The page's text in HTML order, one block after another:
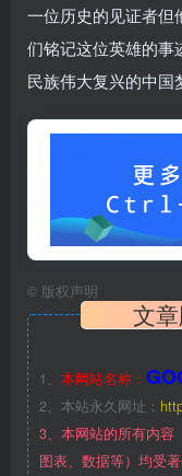
一位历史的见证者但
们铭记这位英雄的事
民族伟大复兴的中国
© 版权声明
文
1、 本网站名称：
2、本站永久网址：
3、本网站的所有内容
图表、数据等）均受